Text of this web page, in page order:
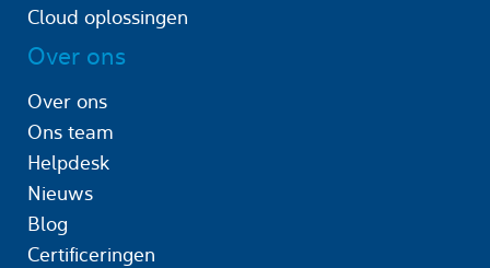
Cloud oplossingen
Over ons
Over ons
Ons team
Helpdesk
Nieuws
Blog
Certificeringen